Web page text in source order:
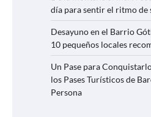
día para sentir el ritmo de
Desayuno en el Barrio
10 pequeños locales
Un Pase para
los Pases Turísticos de
Persona